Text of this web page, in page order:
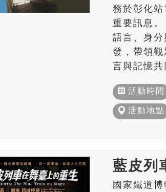
務於彰化
重要訊息
語言、身
發，帶領
言與記憶共
活動時間
活動地點
藍皮列
國家鐵道